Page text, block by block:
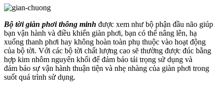
Bộ tời giàn phơi thông minh được xem như bộ phận đầu não giúp
bạn vận hành và điều khiển giàn phơi, bạn có thể nâng lên, hạ
xuống thanh phơi hay không hoàn toàn phụ thuộc vào hoạt động
của bộ tời. Với các bộ tời chất lượng cao sẽ thường được đúc bằng
hợp kim nhôm nguyên khối để đảm bảo tải trọng sử dụng và
đảm bảo sự vận hành thuận tiện và nhẹ nhàng của giàn phơi trong
suốt quá trình sử dụng.